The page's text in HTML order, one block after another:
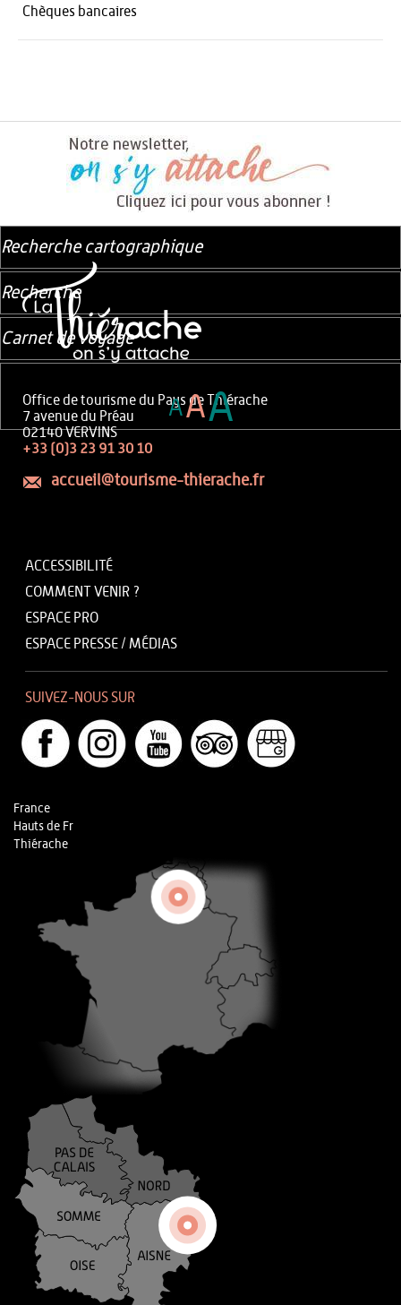
Chèques bancaires
Office de tourisme du Pays de Thiérache
7 avenue du Préau
02140 VERVINS
+33 (0)3 23 91 30 10
accueil@tourisme-thierache.fr
ACCESSIBILITÉ
COMMENT VENIR ?
ESPACE PRO
ESPACE PRESSE / MÉDIAS
SUIVEZ-NOUS SUR
France
Hauts de Fr
Thiérache
Recherche cartographique
Recherche
Carnet de voyage
AAA